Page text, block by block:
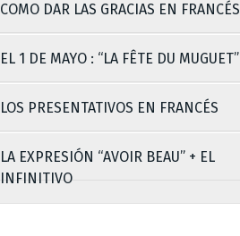
COMO DAR LAS GRACIAS EN FRANCÉS
EL 1 DE MAYO : “LA FÊTE DU MUGUET”
LOS PRESENTATIVOS EN FRANCÉS
LA EXPRESIÓN “AVOIR BEAU” + EL
INFINITIVO